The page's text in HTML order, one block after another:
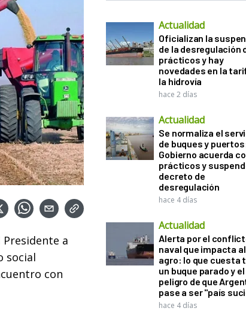
a
social
con
Actualidad
Oficializan la
de la desregulación
prácticos y hay
novedades en la
la hidrovía
hace 2 días
Actualidad
Se normaliza el
de buques y
Gobierno acuerda
prácticos y
decreto de
desregulación
hace 4 días
Actualidad
Alerta por el
naval que impacta al
agro: lo que cuesta
un buque parado y el
peligro de que
pase a ser "país
hace 4 días